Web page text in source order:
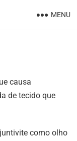
MENU
causa
de tecido que
como olho